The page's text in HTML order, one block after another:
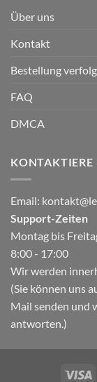
Über uns
Kontakt
Bestellung
FAQ
DMCA
KONTAKTIERE
Email:
Support-Zeiten
Montag bis
8:00 - 17:00
Wir werden
(Sie können uns
Mail senden und
antworten.)